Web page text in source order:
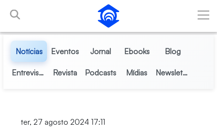
Pular para o Conteúdo principal
Notícias Eventos Jornal Ebooks Blog
Entrevistas Revista Podcasts Mídias Newsletter
ter, 27 agosto 2024 17:11